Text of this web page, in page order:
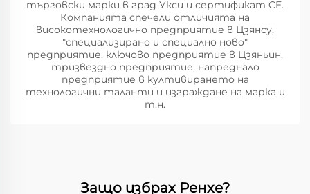
търговски марки в град Укси и сертификат CE.
Компанията спечели отличията на
високотехнологично предприятие в Цзянсу,
"специализирано и специално ново"
предприятие, ключово предприятие в Цзяньин,
тризвездно предприятие, напреднало
предприятие в култивирането на
технологични таланти и изграждане на марка и
т.н.
Защо избрах Ренхе?